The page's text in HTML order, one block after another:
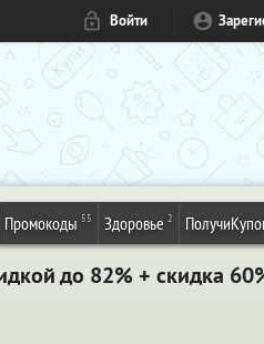
Войти
Промокоды 55 Здоровье 2
до 82% + скидка